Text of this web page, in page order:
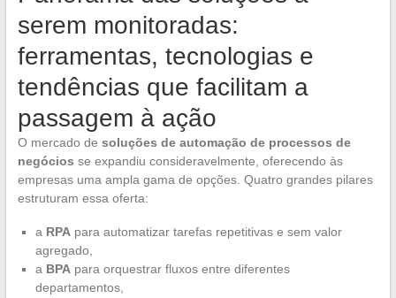
serem monitoradas:
ferramentas, tecnologias e
tendências que facilitam a
passagem à ação
O mercado de soluções de automação de processos de
negócios se expandiu consideravelmente, oferecendo às
empresas uma ampla gama de opções. Quatro grandes pilares
estruturam essa oferta:
a RPApara automatizar tarefas repetitivas e sem valor
agregado,
a BPApara orquestrar fluxos entre diferentes
departamentos,